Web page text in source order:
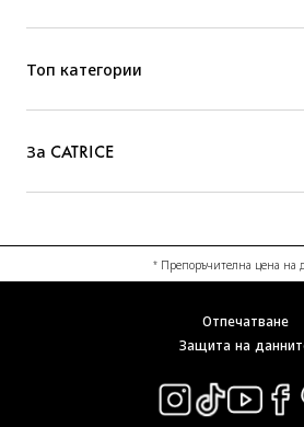
Топ категории
За CATRICE
* Препоръчителна цена на
Отпечатване
Защита на